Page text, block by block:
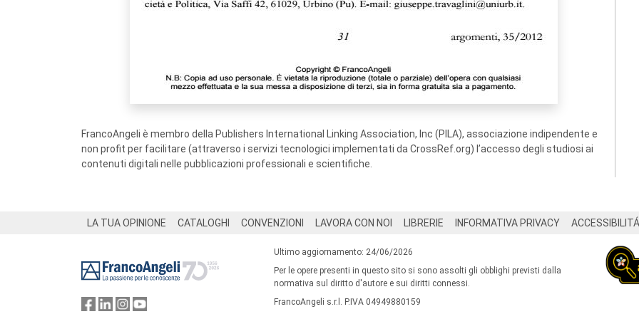
FrancoAngeli è membro della Publishers International Linking Association, Inc (PILA), associazione indipendente e
non profit per facilitare (attraverso i servizi tecnologici implementati da CrossRef.org) l’accesso degli studiosi ai
contenuti digitali nelle pubblicazioni professionali e scientifiche.
LA TUA OPINIONE CATALOGHI CONVENZIONI LAVORA CON NOI LIBRERIE INFORMATIVA PRIVACY ACCESSIBILITÁ
Ultimo aggiornamento: 24/06/2026
Per le opere presenti in questo sito si sono assolti gli obblighi previsti dalla
normativa sul diritto d'autore e sui diritti connessi.
FrancoAngeli s.r.l. P.IVA 04949880159